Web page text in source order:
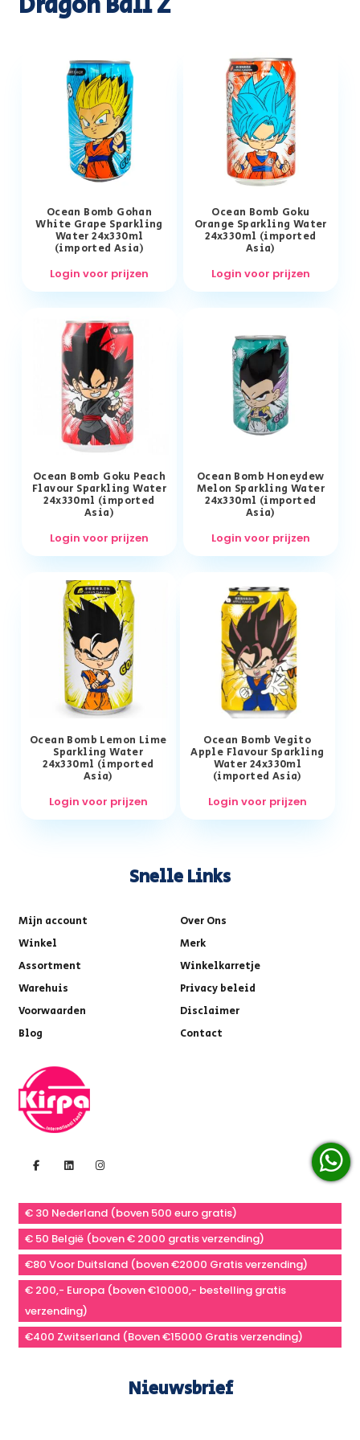
Ocean Bomb Gohan
White Grape Sparkling
Water 24x330ml
(imported Asia)
Login voor prijzen
Ocean Bomb Goku
Orange Sparkling Water
24x330ml (imported
Asia)
Login voor prijzen
Ocean Bomb Goku Peach
Flavour Sparkling Water
24x330ml (imported
Asia)
Login voor prijzen
Ocean Bomb Honeydew
Melon Sparkling Water
24x330ml (imported
Asia)
Login voor prijzen
Ocean Bomb Lemon Lime
Sparkling Water
24x330ml (imported
Asia)
Login voor prijzen
Ocean Bomb Vegito
Apple Flavour Sparkling
Water 24x330ml
(imported Asia)
Login voor prijzen
Snelle Links
Mijn account
Over Ons
Winkel
Merk
Assortment
Winkelkarretje
Warehuis
Privacy beleid
Voorwaarden
Disclaimer
Blog
Contact
€ 30 Nederland (boven 500 euro gratis)
€ 50 België (boven € 2000 gratis verzending)
€80 Voor Duitsland (boven €2000 Gratis verzending)
€ 200,- Europa (boven €10000,- bestelling gratis
verzending)
€400 Zwitserland (Boven €15000 Gratis verzending)
Nieuwsbrief